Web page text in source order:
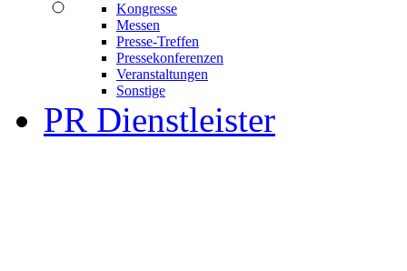
Kongresse
Messen
Presse-Treffen
Pressekonferenzen
Veranstaltungen
Sonstige
PR Dienstleister